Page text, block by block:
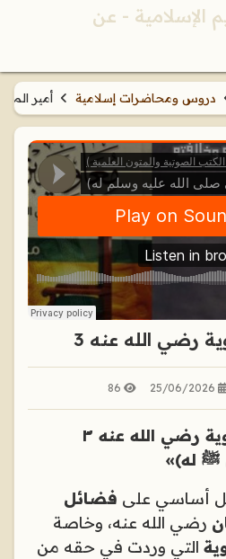
دروس ومحاضرات إسلامية أمير
رضي الله عنه 3
25/06/2026
86
«أمير المؤمنين معاوية رضي الله عنه ٣
ﷺ له)»
أساسي على فضائل
رضي الله عنه، وخاصة
التي وردت في حقه من